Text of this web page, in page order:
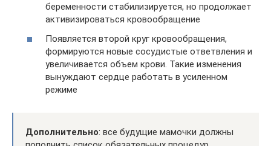
беременности стабилизируется, но продолжает
активизироваться кровообращение
Появляется второй круг кровообращения,
формируются новые сосудистые ответвления и
увеличивается объем крови. Такие изменения
вынуждают сердце работать в усиленном
режиме
Дополнительно: все будущие мамочки должны